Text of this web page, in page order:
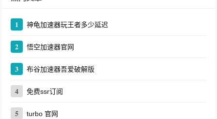
1 神龟加速器玩王者多少延迟
2 悟空加速器官网
3 布谷加速器吾爱破解版
4 免费ssr订阅
5 turbo 官网